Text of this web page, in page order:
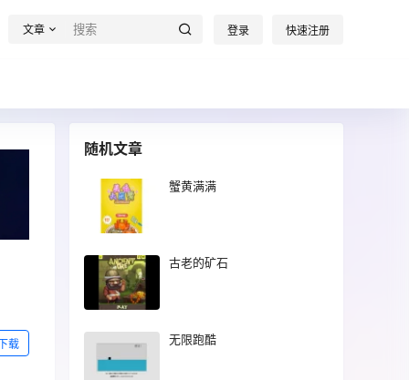
文章 登录 快速注册
载
随机文章
蟹黄满满
古老的矿石
无限跑酷